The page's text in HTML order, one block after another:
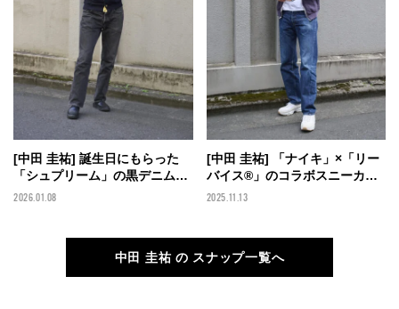
[中田 圭祐] 誕生日にもらった
「シュプリーム」の黒デニムに
古着カーディガンのイエローで
2026.01.08
[中田 圭祐] 「ナイキ」×「リー
バイス®」のコラボスニーカー
に愛用「リーバイス®」
私服スナップ】
2025.11.13
中田 圭祐 の スナップ一覧へ